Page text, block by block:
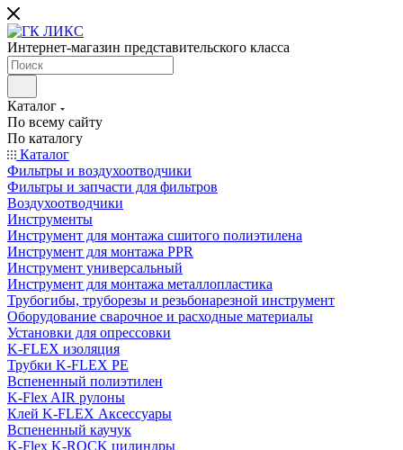
Интернет-магазин представительского класса
Каталог
По всему сайту
По каталогу
Каталог
Фильтры и воздухоотводчики
Фильтры и запчасти для фильтров
Воздухоотводчики
Инструменты
Инструмент для монтажа сшитого полиэтилена
Инструмент для монтажа PPR
Инструмент универсальный
Инструмент для монтажа металлопластика
Трубогибы, труборезы и резьбонарезной инструмент
Оборудование сварочное и расходные материалы
Установки для опрессовки
K-FLEX изоляция
Трубки K-FLEX PE
Вспененный полиэтилен
K-Flex AIR рулоны
Клей K-FLEX Аксессуары
Вспененный каучук
K-Flex K-ROCK цилиндры